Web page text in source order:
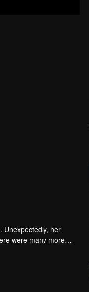
Unexpectedly, her
were many more